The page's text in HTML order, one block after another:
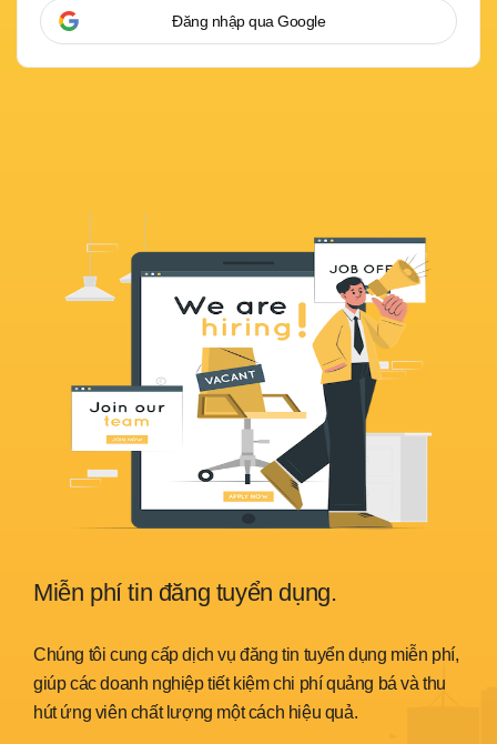
Miễn phí tin đăng tuyển dụng.
Chúng tôi cung cấp dịch vụ đăng tin tuyển dụng miễn phí,
giúp các doanh nghiệp tiết kiệm chi phí quảng bá và thu
hút ứng viên chất lượng một cách hiệu quả.
Đăng nhập qua Google